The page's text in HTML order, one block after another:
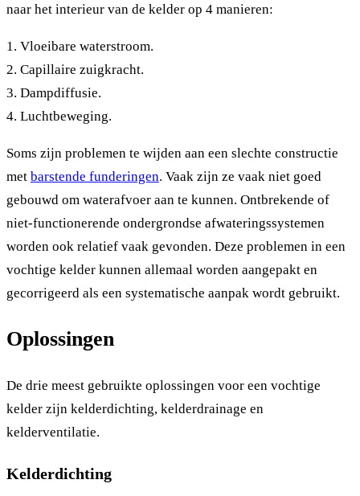
naar het interieur van de kelder op 4 manieren:
1. Vloeibare waterstroom.
2. Capillaire zuigkracht.
3. Dampdiffusie.
4. Luchtbeweging.
Soms zijn problemen te wijden aan een slechte constructie
met barstende funderingen. Vaak zijn ze vaak niet goed
gebouwd om waterafvoer aan te kunnen. Ontbrekende of
niet-functionerende ondergrondse afwateringssystemen
worden ook relatief vaak gevonden. Deze problemen in een
vochtige kelder kunnen allemaal worden aangepakt en
gecorrigeerd als een systematische aanpak wordt gebruikt.
Oplossingen
De drie meest gebruikte oplossingen voor een vochtige
kelder zijn kelderdichting, kelderdrainage en
kelderventilatie.
Kelderdichting